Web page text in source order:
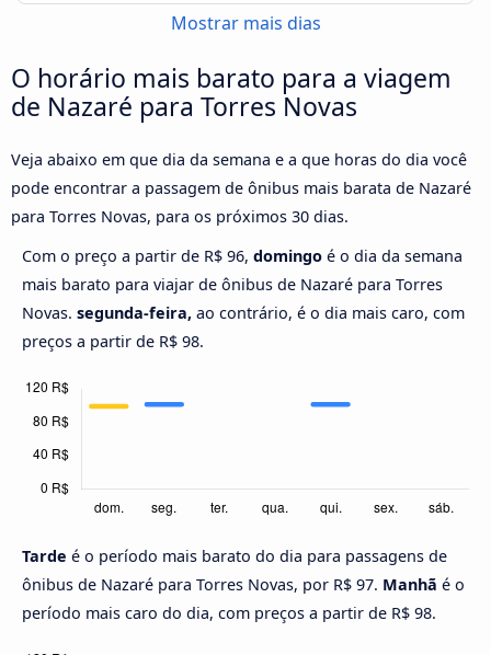
Mostrar mais dias
O horário mais barato para a viagem
de Nazaré para Torres Novas
Veja abaixo em que dia da semana e a que horas do dia você
pode encontrar a passagem de ônibus mais barata de Nazaré
para Torres Novas, para os próximos 30 dias.
Com o preço a partir de R$ 96, domingo é o dia da semana
mais barato para viajar de ônibus de Nazaré para Torres
Novas. segunda-feira, ao contrário, é o dia mais caro, com
preços a partir de R$ 98.
Tarde é o período mais barato do dia para passagens de
ônibus de Nazaré para Torres Novas, por R$ 97. Manhã é o
período mais caro do dia, com preços a partir de R$ 98.